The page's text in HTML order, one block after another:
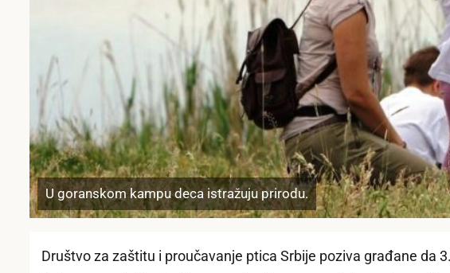
U goranskom kampu deca istražuju prirodu.
Društvo za zaštitu i proučavanje ptica Srbije poziva građane da